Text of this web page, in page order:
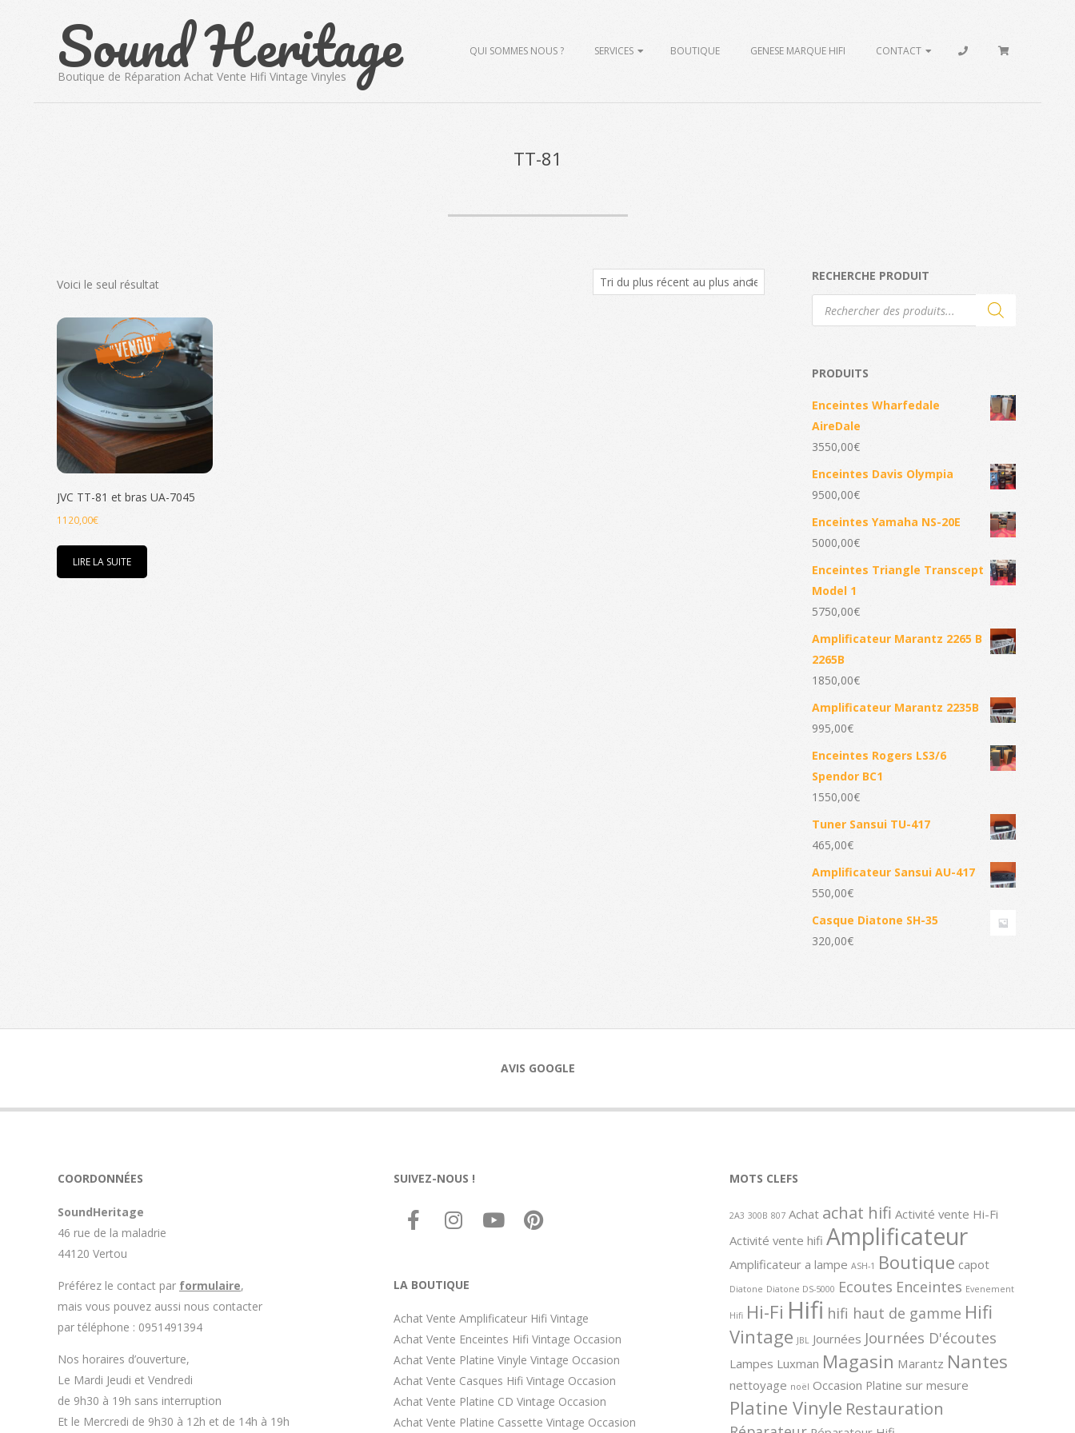
Sound Heritage
Boutique de Réparation Achat Vente Hifi Vintage Vinyles
PrimaryQUI SOMMES NOUS ? SERVICES BOUTIQUE GENESE MARQUE HIFI CONTACT
TT-81
Voici le seul résultat
JVC TT-81 et bras UA-7045
1120,00€
LIRE LA SUITE
RECHERCHE PRODUIT
Recherche
de
produits
PRODUITS
Enceintes Wharfedale
AireDale
3550,00€
Enceintes Davis Olympia
9500,00€
Enceintes Yamaha NS-20E
5000,00€
Enceintes Triangle Transcept
Model 1
5750,00€
Amplificateur Marantz 2265 B
2265B
1850,00€
Amplificateur Marantz 2235B
995,00€
Enceintes Rogers LS3/6
Spendor BC1
1550,00€
Tuner Sansui TU-417
465,00€
Amplificateur Sansui AU-417
550,00€
Casque Diatone SH-35
320,00€
AVIS GOOGLE
COORDONNÉES
SoundHeritage
46 rue de la maladrie
44120 Vertou
Préférez le contact par formulaire,
mais vous pouvez aussi nous contacter
par téléphone : 0951491394
Nos horaires d’ouverture,
Le Mardi Jeudi et Vendredi
de 9h30 à 19h sans interruption
Et le Mercredi de 9h30 à 12h et de 14h à 19h
SUIVEZ-NOUS !
LA BOUTIQUE
Achat Vente Amplificateur Hifi Vintage
Achat Vente Enceintes Hifi Vintage Occasion
Achat Vente Platine Vinyle Vintage Occasion
Achat Vente Casques Hifi Vintage Occasion
Achat Vente Platine CD Vintage Occasion
Achat Vente Platine Cassette Vintage Occasion
MOTS CLEFS
2A3 300B 807 Achat achat hifi Activité vente Hi-Fi
Activité vente hifi Amplificateur
Amplificateur a lampe ASH-1 Boutique capot
Diatone Diatone DS-5000 Ecoutes Enceintes Evenement
Hifi Hi-Fi Hifi hifi haut de gamme Hifi
Vintage JBL Journées Journées D'écoutes
Lampes Luxman Magasin Marantz Nantes
nettoyage noël Occasion Platine sur mesure
Platine Vinyle Restauration